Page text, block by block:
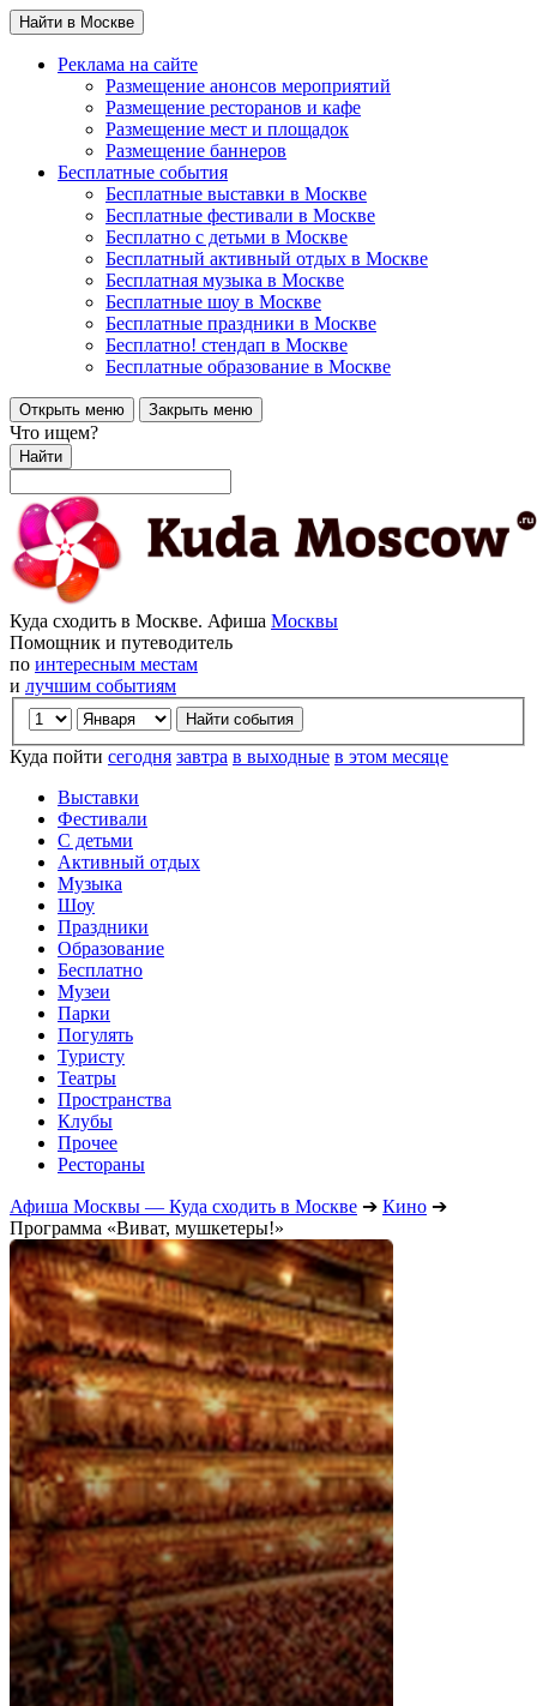
Найти в Москве
Реклама на сайте
Размещение анонсов мероприятий
Размещение ресторанов и кафе
Размещение мест и площадок
Размещение баннеров
Бесплатные события
Бесплатные выставки в Москве
Бесплатные фестивали в Москве
Бесплатно с детьми в Москве
Бесплатный активный отдых в Москве
Бесплатная музыка в Москве
Бесплатные шоу в Москве
Бесплатные праздники в Москве
Бесплатно! стендап в Москве
Бесплатные образование в Москве
Открыть меню Закрыть меню
Что ищем?
Найти
Куда сходить в Москве. Афиша Москвы
Помощник и путеводитель
по интересным местам
и лучшим событиям
Куда пойти сегодня завтра в выходные в этом месяце
Выставки
Фестивали
С детьми
Активный отдых
Музыка
Шоу
Праздники
Образование
Бесплатно
Музеи
Парки
Погулять
Туристу
Театры
Пространства
Клубы
Прочее
Рестораны
Афиша Москвы — Куда сходить в Москве ➔ Кино ➔
Программа «Виват, мушкетеры!»